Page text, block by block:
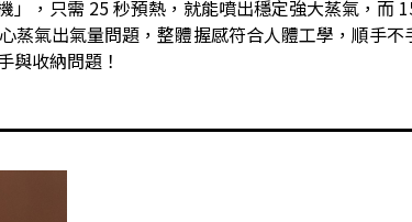
，只需 25 秒預熱，就能噴出穩定強大蒸氣，而
蒸氣出氣量問題，整體握感符合人體工學，順手
與收納問題！